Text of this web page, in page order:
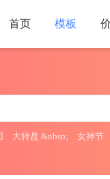
首页 模板
线下门店
展会现场
大转盘 &nbsp; 女神节